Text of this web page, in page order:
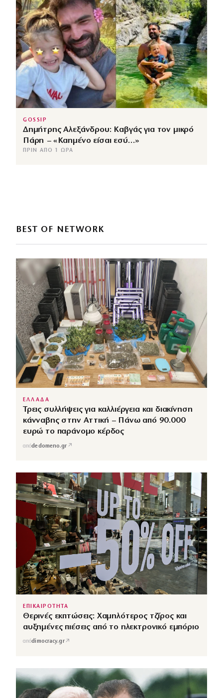
GOSSIP
Δημήτρης Αλεξάνδρου: Καβγάς για τον μικρό
Πάρη – «Καημένο είσαι εσύ…»
ΠΡΙΝ ΑΠΌ 1 ΏΡΑ
BEST OF NETWORK
ΕΛΛΑΔΑ
Τρεις συλλήψεις για καλλιέργεια και διακίνηση
κάνναβης στην Αττική – Πάνω από 90.000
ευρώ το παράνομο κέρδος
απόdedomeno.gr ↗
ΕΠΙΚΑΙΡΟΤΗΤΑ
Θερινές εκπτώσεις: Χαμηλότερος τζίρος και
αυξημένες πιέσεις από το ηλεκτρονικό εμπόριο
απόdimocracy.gr↗